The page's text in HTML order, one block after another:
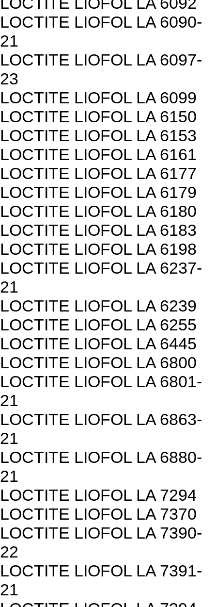
LOCTITE LIOFOL LA 6090-
21
LOCTITE LIOFOL LA 6097-
23
LOCTITE LIOFOL LA 6099
LOCTITE LIOFOL LA 6150
LOCTITE LIOFOL LA 6153
LOCTITE LIOFOL LA 6161
LOCTITE LIOFOL LA 6177
LOCTITE LIOFOL LA 6179
LOCTITE LIOFOL LA 6180
LOCTITE LIOFOL LA 6183
LOCTITE LIOFOL LA 6198
LOCTITE LIOFOL LA 6237-
21
LOCTITE LIOFOL LA 6239
LOCTITE LIOFOL LA 6255
LOCTITE LIOFOL LA 6445
LOCTITE LIOFOL LA 6800
LOCTITE LIOFOL LA 6801-
21
LOCTITE LIOFOL LA 6863-
21
LOCTITE LIOFOL LA 6880-
21
LOCTITE LIOFOL LA 7294
LOCTITE LIOFOL LA 7370
LOCTITE LIOFOL LA 7390-
22
LOCTITE LIOFOL LA 7391-
21